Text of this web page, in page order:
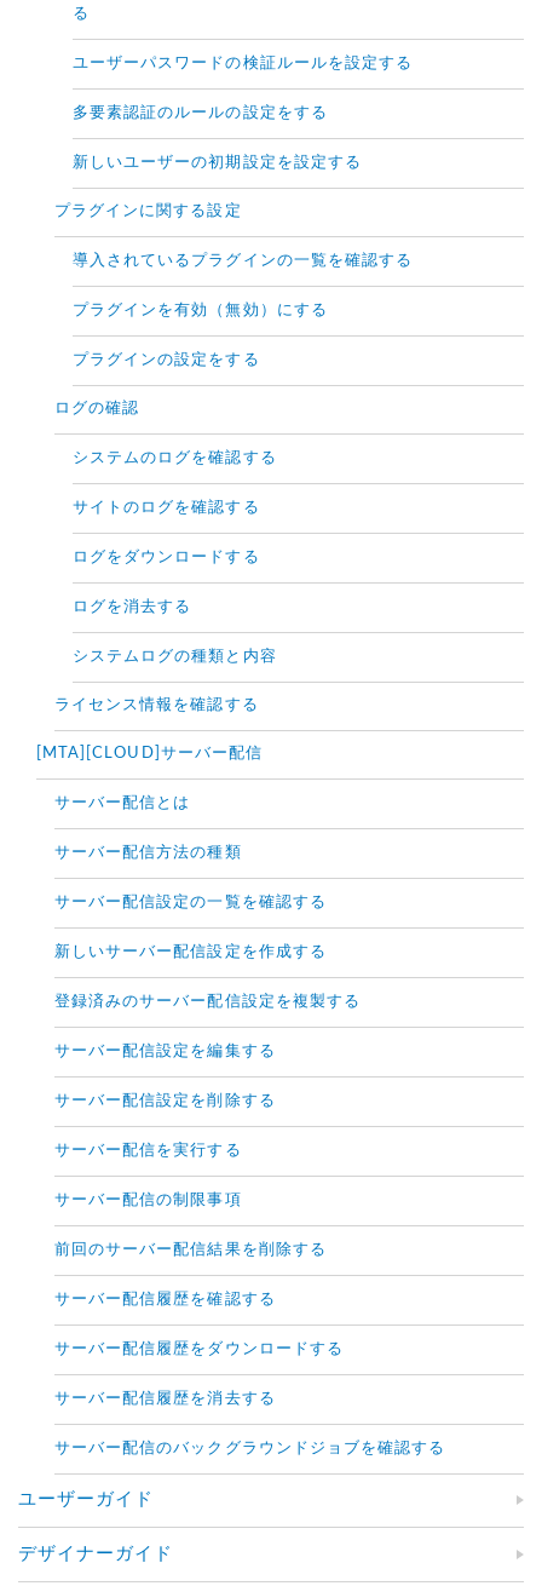
る
ユーザーパスワードの検証ルールを設定する
多要素認証のルールの設定をする
新しいユーザーの初期設定を設定する
プラグインに関する設定
導入されているプラグインの一覧を確認する
プラグインを有効（無効）にする
プラグインの設定をする
ログの確認
システムのログを確認する
サイトのログを確認する
ログをダウンロードする
ログを消去する
システムログの種類と内容
ライセンス情報を確認する
[MTA][CLOUD]サーバー配信
サーバー配信とは
サーバー配信方法の種類
サーバー配信設定の一覧を確認する
新しいサーバー配信設定を作成する
登録済みのサーバー配信設定を複製する
サーバー配信設定を編集する
サーバー配信設定を削除する
サーバー配信を実行する
サーバー配信の制限事項
前回のサーバー配信結果を削除する
サーバー配信履歴を確認する
サーバー配信履歴をダウンロードする
サーバー配信履歴を消去する
サーバー配信のバックグラウンドジョブを確認する
ユーザーガイド
デザイナーガイド